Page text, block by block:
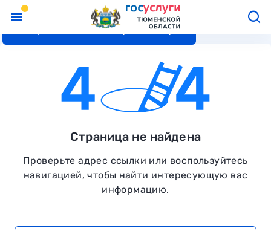
Перейти к основному контенту
Страница не найдена
Проверьте адрес ссылки или воспользуйтесь
навигацией, чтобы найти интересующую вас
информацию.